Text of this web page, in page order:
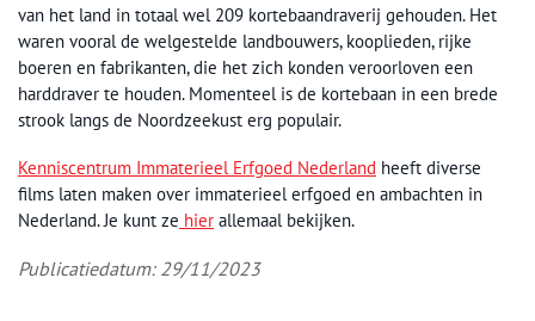
van het land in totaal wel 209 kortebaandraverij gehouden. Het
waren vooral de welgestelde landbouwers, kooplieden, rijke
boeren en fabrikanten, die het zich konden veroorloven een
harddraver te houden. Momenteel is de kortebaan in een brede
strook langs de Noordzeekust erg populair.
Kenniscentrum Immaterieel Erfgoed Nederland heeft diverse
films laten maken over immaterieel erfgoed en ambachten in
Nederland. Je kunt ze hier allemaal bekijken.
Publicatiedatum: 29/11/2023